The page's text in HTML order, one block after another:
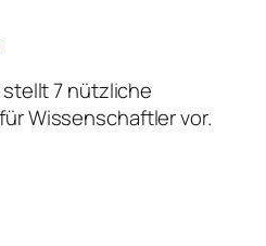
7 nützliche
Wissenschaftler vor.